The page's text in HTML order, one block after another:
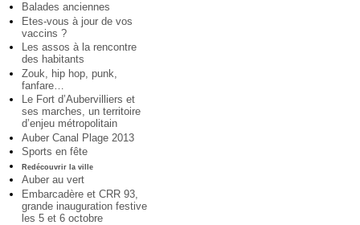
Balades anciennes
Etes-vous à jour de vos
vaccins ?
Les assos à la rencontre
des habitants
Zouk, hip hop, punk,
fanfare…
Le Fort d’Aubervilliers et
ses marches, un territoire
d’enjeu métropolitain
Auber Canal Plage 2013
Sports en fête
Redécouvrir la ville
Auber au vert
Embarcadère et CRR 93,
grande inauguration festive
les 5 et 6 octobre